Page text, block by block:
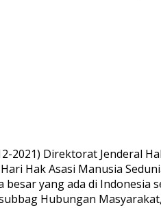
2021) Direktorat Jenderal
Hak Asasi Manusia
besar yang ada di
Hubungan